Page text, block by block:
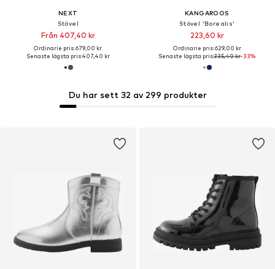
NEXT
Stövel
Från 407,40 kr
Ordinarie pris: 679,00 kr
Senaste lägsta pris:407,40 kr
KANGAROOS
Stövel 'Borealis'
223,60 kr
Ordinarie pris: 629,00 kr
Senaste lägsta pris:335,40 kr-33%
Du har sett 32 av 299 produkter